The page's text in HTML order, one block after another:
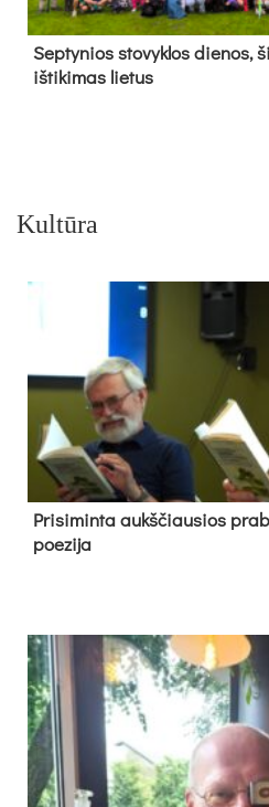
Sep­ty­nios sto­vyk­los die­nos,
iš­ti­ki­mas lie­tus
Kultūra
Pri­si­min­ta aukš­čiau­sios
poe­zi­ja